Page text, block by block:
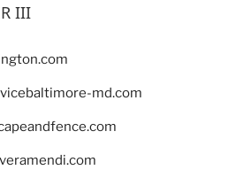
III
md.com